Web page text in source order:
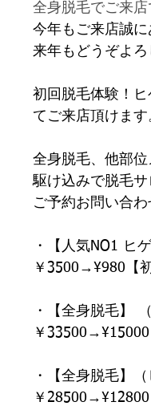
全身脱毛でご来店
今年もご来店誠
来年もどうぞよろ
初回脱毛体験！
てご来店頂けます
全身脱毛、他部
駆け込みで脱毛
ご予約お問い合わ
・【人気NO1 ヒ
￥3500→¥980【
・【全身脱毛】
￥33500→¥15000
・【全身脱
￥28500→¥12800